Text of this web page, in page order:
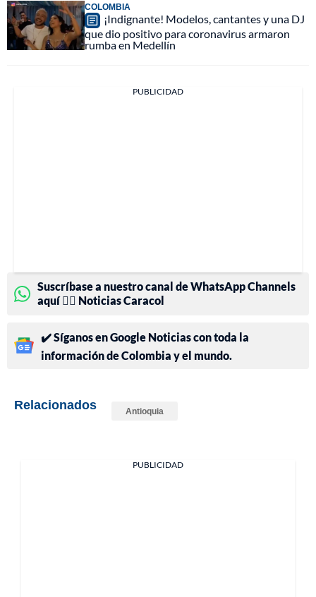
COLOMBIA
¡Indignante! Modelos, cantantes y una DJ
que dio positivo para coronavirus armaron
rumba en Medellín
PUBLICIDAD
Suscríbase a nuestro canal de WhatsApp Channels
aquí 👉🏻 Noticias Caracol
✔️ Síganos en Google Noticias con toda la
información de Colombia y el mundo.
Relacionados Antioquia
PUBLICIDAD